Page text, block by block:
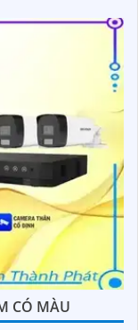
CÓ MÀU